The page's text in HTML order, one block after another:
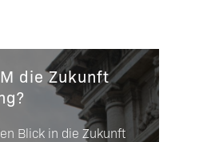
die Zukunft
Blick in die Zukunft